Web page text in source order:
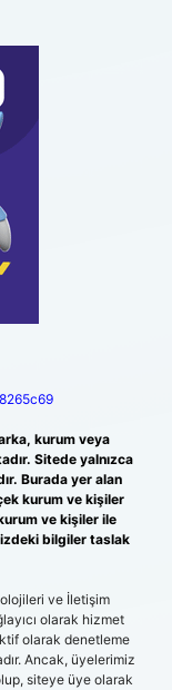
kurum veya
Sitede yalnızca
Burada yer alan
kurum ve kişiler
ve kişiler ile
bilgiler taslak
ve İletişim
olarak hizmet
olarak denetleme
Ancak, üyelerimiz
siteye üye olarak